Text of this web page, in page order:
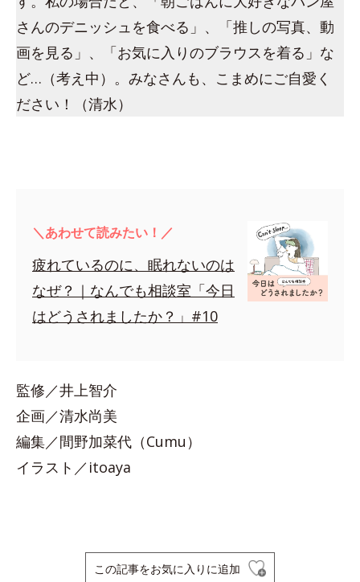
さんのデニッシュを食べる」、「推しの写真、動
画を見る」、「お気に入りのブラウスを着る」な
ど…（考え中）。みなさんも、こまめにご自愛く
ださい！（清水）
＼あわせて読みたい！／
疲れているのに、眠れないのは
なぜ？｜なんでも相談室「今日
はどうされましたか？」#10
監修／井上智介
企画／清水尚美
編集／間野加菜代（Cumu）
イラスト／itoaya
この記事をお気に入りに追加